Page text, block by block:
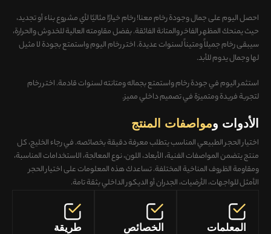
احصل اليوم على جمال وجودة رخام معنا! رخام خيارًا مثاليًا لأي مشروع بناء أو تجديد،
حيث يمنحك المظهر الفاخر والمتانة الفائقة. بفضل مقاومته العالية للخدوش والحرارة،
سيبقى رخام جميلاً ومتيناً لسنوات عديدة. اختر رخام اليوم واستمتع بجودة لا مثيل
لها وجمال يدوم للأبد.
استثمر اليوم في جودة رخام واستمتع بجماله ومتانته لسنوات قادمة. اختر رخام
لتجربة فريدة ومتميزة في تصميم داخلي مميز.
الأدوات ومواصفات المنتج
اختيار الحجر الطبيعي المناسب يتطلب معرفة دقيقة بخصائصه. في رجاء الخليج، كل
منتج يتضمنالمواصفات الفنية، الأبعاد، اللون، نوع المعالجة، الاستخدامات المناسبة،
ومقاومة الظروف المناخية المختلفة. تساعدك هذه المعلومات علىاختيار الحجر
الأمثل للواجهات، الأرضيات، الجدران أو الديكور الداخليبثقة تامة.
المعلمات الخصائص
طريقة